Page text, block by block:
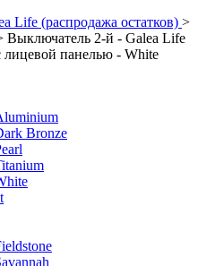
Life (распродажа остатков) >
Выключатель 2-й - Galea Life
лицевой панелью - White
Bronze